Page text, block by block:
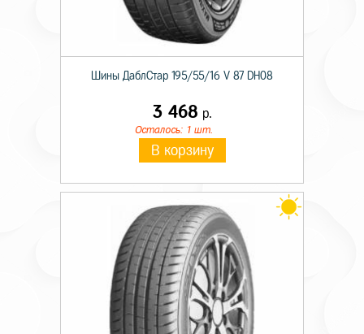
Шины ДаблСтар 195/55/16 V 87 DH08
3 468 р.
Осталось: 1 шт.
В корзину